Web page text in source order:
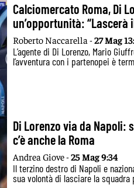
Calciomercato Roma, Di
un’opportunità: “Lascerà
Roberto Naccarella -27 Mag
L’agente di Di Lorenzo, Mario
l’avventura con i partenopei è
Di Lorenzo via da Napoli:
c’è anche la Roma
Andrea Giove -25 Mag 9:34
Il terzino destro di Napoli e
sua volontà di lasciare la squadra